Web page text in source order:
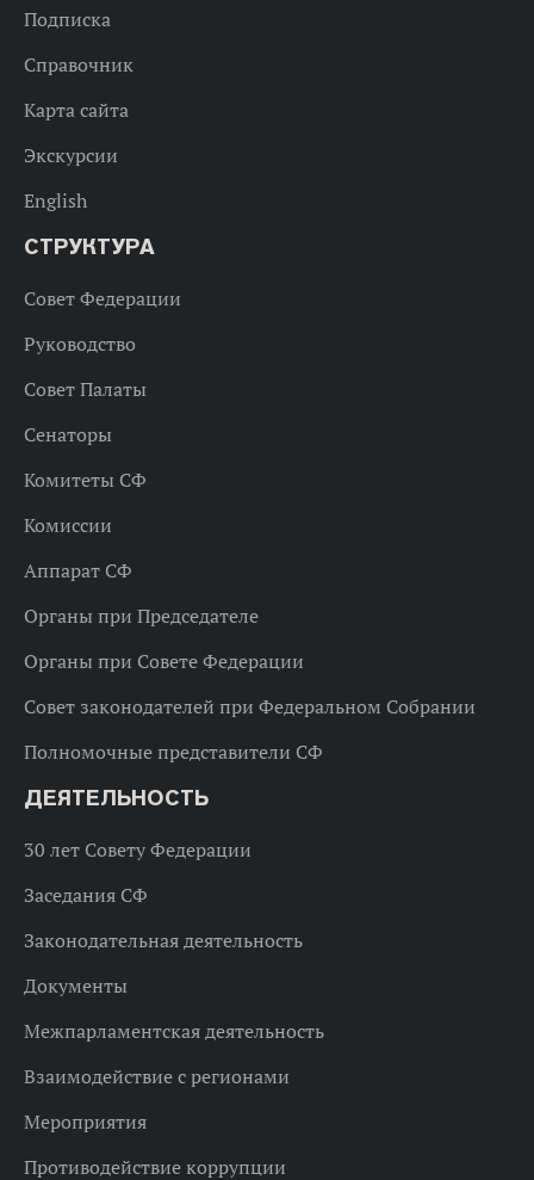
Подписка
Справочник
Карта сайта
Экскурсии
English
СТРУКТУРА
Совет Федерации
Руководство
Совет Палаты
Сенаторы
Комитеты СФ
Комиссии
Аппарат СФ
Органы при Председателе
Органы при Совете Федерации
Совет законодателей при Федеральном Собрании
Полномочные представители СФ
ДЕЯТЕЛЬНОСТЬ
30 лет Совету Федерации
Заседания СФ
Законодательная деятельность
Документы
Межпарламентская деятельность
Взаимодействие с регионами
Мероприятия
Противодействие коррупции